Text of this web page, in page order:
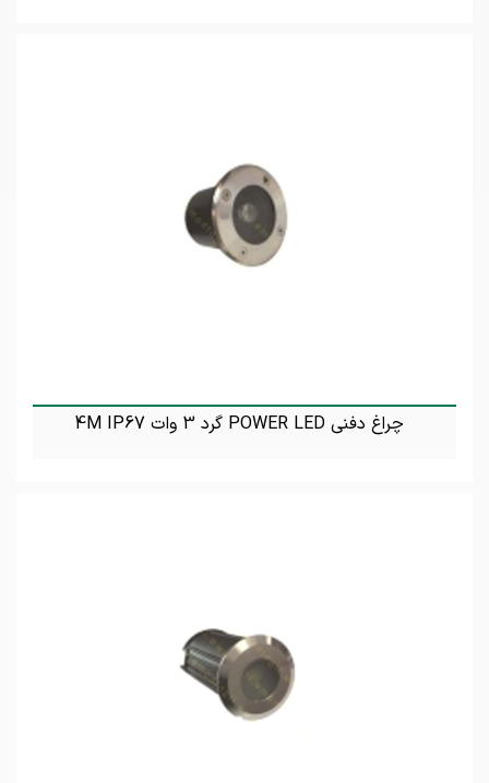
چراغ دفنی POWER LED گرد 3 وات 4M IP67